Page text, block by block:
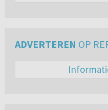
ADVERTEREN OP